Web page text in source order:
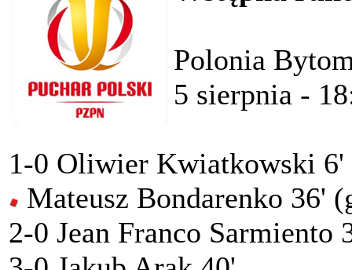
Polonia
5 sierpnia -
1-0 Oliwier Kwiatkowski 6'
Mateusz Bondarenko 36'
2-0 Jean Franco Sarmiento